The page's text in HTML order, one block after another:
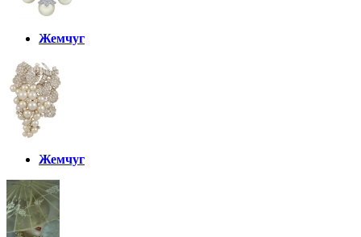
Жемчуг
Жемчуг